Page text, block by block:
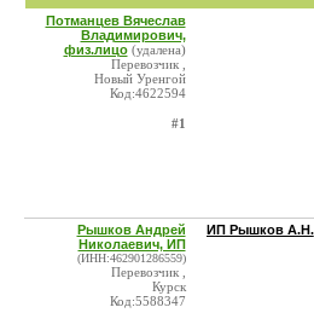
Потманцев Вячеслав
Владимирович,
физ.лицо (удалена)
Перевозчик ,
Новый Уренгой
Код:4622594
#1
Рышков Андрей
Николаевич, ИП
(ИНН:462901286559)
Перевозчик ,
Курск
Код:5588347
ИП Рышков А.Н.